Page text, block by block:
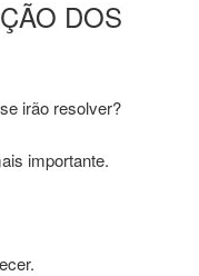
DOS
irão resolver?
importante.